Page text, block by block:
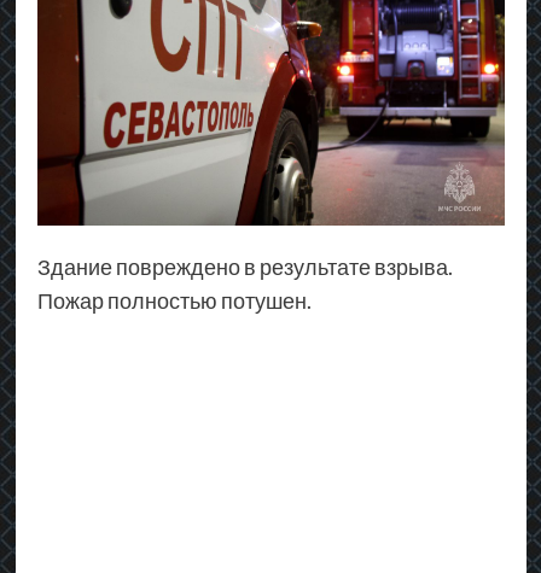
Здание повреждено в результате взрыва.
Пожар полностью потушен.